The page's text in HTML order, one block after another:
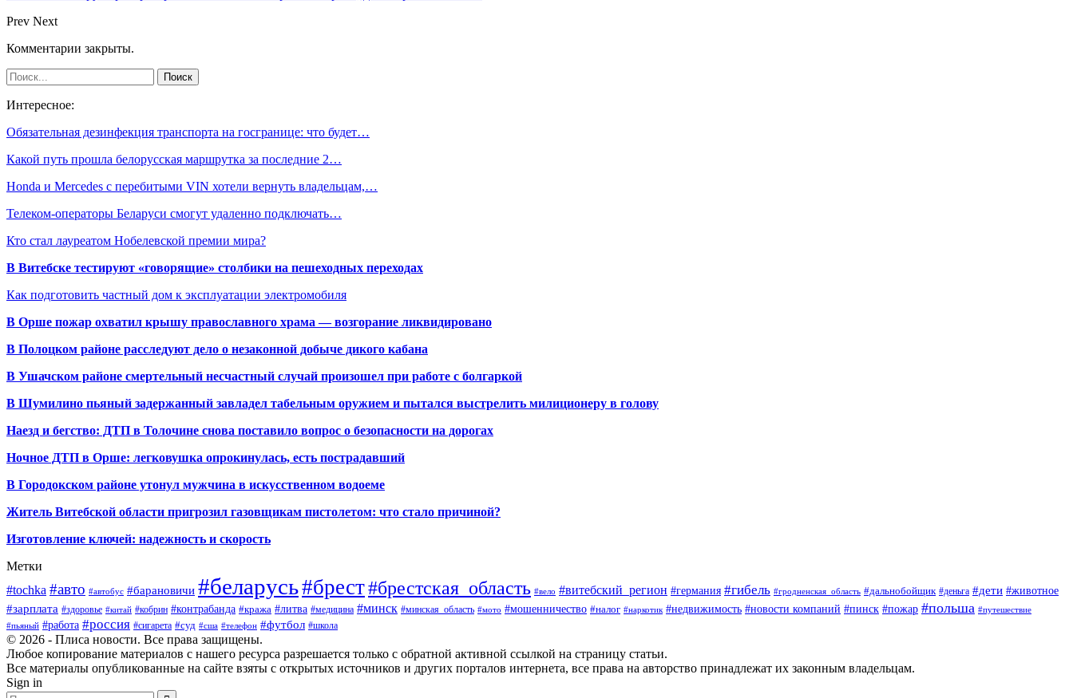
Prev Next
Комментарии закрыты.
Интересное:
Обязательная дезинфекция транспорта на госгранице: что будет…
Какой путь прошла белорусская маршрутка за последние 2…
Honda и Mercedes с перебитыми VIN хотели вернуть владельцам,…
Телеком-операторы Беларуси смогут удаленно подключать…
Кто стал лауреатом Нобелевской премии мира?
В Витебске тестируют «говорящие» столбики на пешеходных переходах
Как подготовить частный дом к эксплуатации электромобиля
В Орше пожар охватил крышу православного храма — возгорание ликвидировано
В Полоцком районе расследуют дело о незаконной добыче дикого кабана
В Ушачском районе смертельный несчастный случай произошел при работе с болгаркой
В Шумилино пьяный задержанный завладел табельным оружием и пытался выстрелить милиционеру в голову
Наезд и бегство: ДТП в Толочине снова поставило вопрос о безопасности на дорогах
Ночное ДТП в Орше: легковушка опрокинулась, есть пострадавший
В Городокском районе утонул мужчина в искусственном водоеме
Житель Витебской области пригрозил газовщикам пистолетом: что стало причиной?
Изготовление ключей: надежность и скорость
Метки
#tochka #авто #автобус #барановичи #беларусь#брест#брестская_область #вело #витебский_регион #германия #гибель #гродненская_область #дальнобойщик #деньга #дети #животное
#зарплата #здоровье #китай #кобрин #контрабанда #кража #литва #медицина #минск #минская_область #мото #мошенничество #налог #наркотик #недвижимость #новости компаний #пинск #пожар #польша #путешествие
#пьяный #работа #россия #сигарета #суд #сша #телефон #футбол #школа
© 2026 - Плиса новости. Все права защищены.
Любое копирование материалов с нашего ресурса разрешается только с обратной активной ссылкой на страницу статьи.
Все материалы опубликованные на сайте взяты с открытых источников и других порталов интернета, все права на авторство принадлежат их законным владельцам.
Sign in